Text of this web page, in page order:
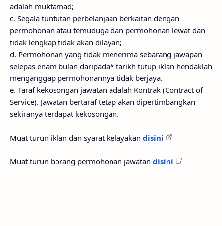
adalah muktamad;
c. Segala tuntutan perbelanjaan berkaitan dengan
permohonan atau temuduga dan permohonan lewat dan
tidak lengkap tidak akan dilayan;
d. Permohonan yang tidak menerima sebarang jawapan
selepas enam bulan daripada* tarikh tutup iklan hendaklah
menganggap permohonannya tidak berjaya.
e. Taraf kekosongan jawatan adalah Kontrak (Contract of
Service). Jawatan bertaraf tetap akan dipertimbangkan
sekiranya terdapat kekosongan.
Muat turun iklan dan syarat kelayakan disini
Muat turun borang permohonan jawatan disini